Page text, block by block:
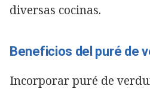
diversas cocinas.
Beneficios del puré de
Incorporar puré de